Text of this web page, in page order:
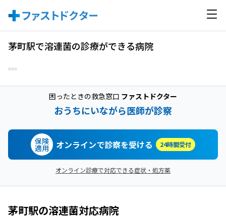
茅町駅で溶連菌の診療ができる病院
困ったときの救急窓口 ファストドクター
おうちにいながら医師が診察
保険
適用 オンラインで診察を受ける 24時間受付
オンライン診療で対応できる症状・処方薬
茅町駅の溶連菌対応病院